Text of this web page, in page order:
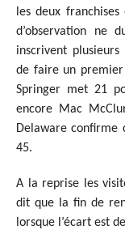
les deux
d’observation ne
inscrivent
de faire un premier
Springer met 21
encore Mac
Delaware confirme
45.
A la reprise les
dit que la fin de
lorsque l’écart est